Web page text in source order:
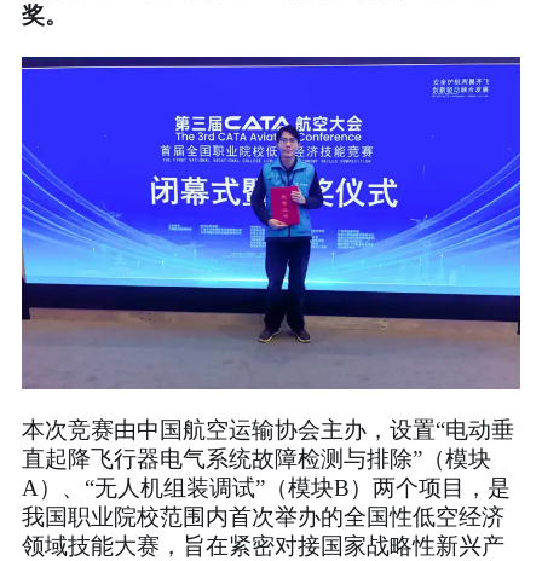
奖。
本次竞赛由中国航空运输协会主办，设置“电动垂
直起降飞行器电气系统故障检测与排除”（模块
A）、“无人机组装调试”（模块B）两个项目，是
我国职业院校范围内首次举办的全国性低空经济
领域技能大赛，旨在紧密对接国家战略性新兴产